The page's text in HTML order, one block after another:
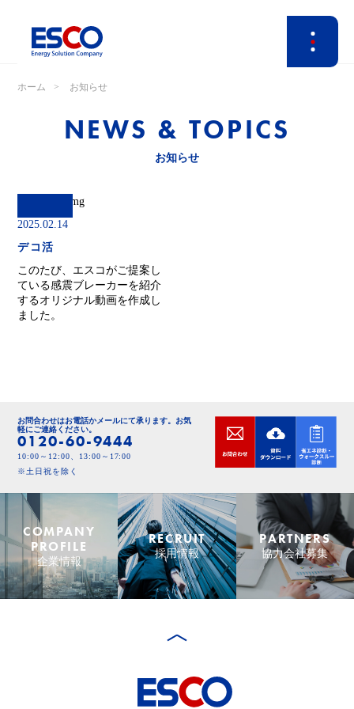
ホーム お知らせ
NEWS & TOPICS
お知らせ
2025.02.14
デコ活
このたび、エスコがご提案し
ている感震ブレーカーを紹介
するオリジナル動画を作成し
ました。
お問合わせはお電話かメールにて承ります。 お気
軽にご連絡ください。
0120-60-9444
10:00～12:00、13:00～17:00
※土日祝を除く
COMPANY
PROFILE
企業情報
RECRUIT
採用情報
PARTNERS
協力会社募集